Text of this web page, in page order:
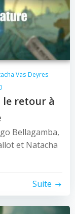
Vas-Deyres
le retour à
Bellagamba,
et Natacha
Suite